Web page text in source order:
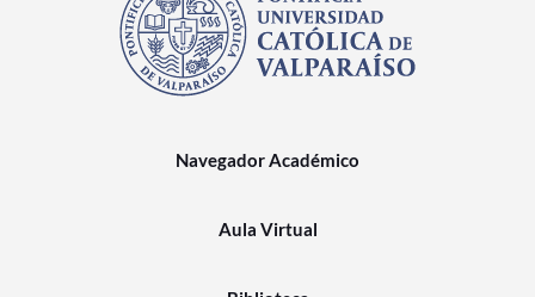
Navegador Académico
Aula Virtual